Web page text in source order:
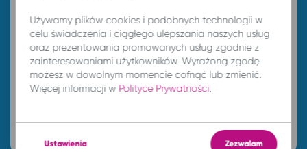
nd. 9 sie. -- : --
Znajdź przejazd
Używamy plików cookies i podobnych technologii w
celu świadczenia i ciągłego ulepszania naszych usług
oraz prezentowania promowanych usług zgodnie z
zainteresowaniami użytkowników. Wyrażoną zgodę
możesz w dowolnym momencie cofnąć lub zmienić.
Więcej informacji w Polityce Prywatności
Ustawienia Zezwalam